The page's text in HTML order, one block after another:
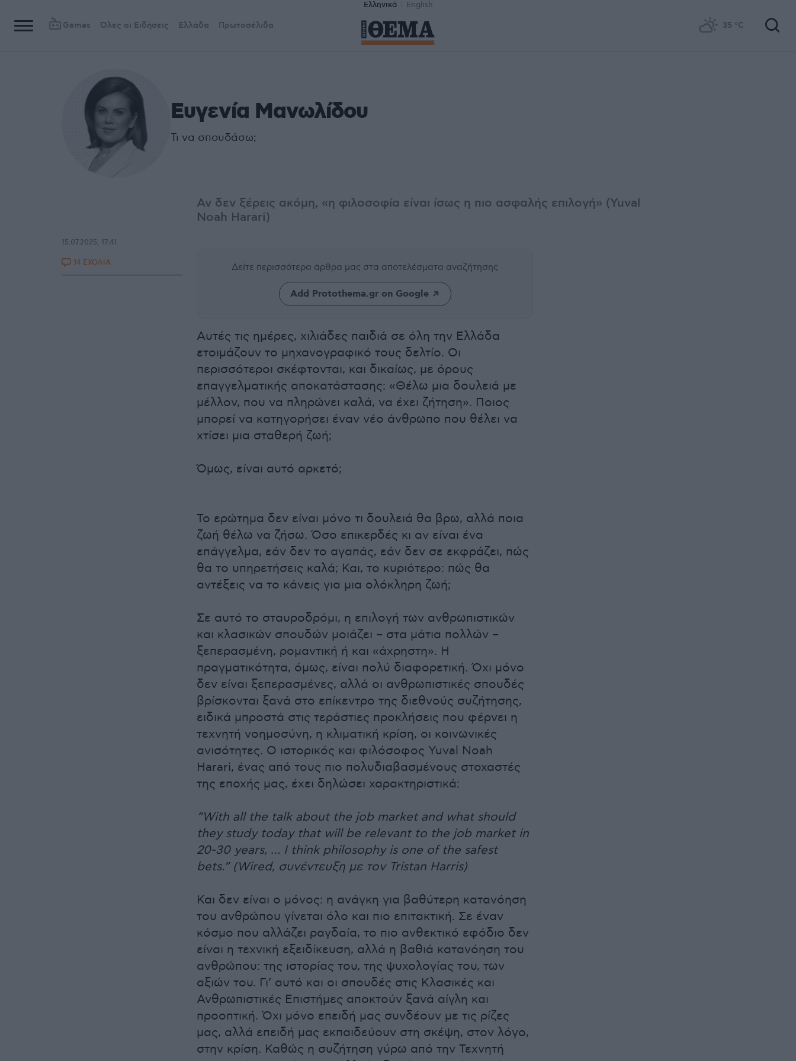
Ελληνικά English
Games Όλες οι Ειδήσεις Ελλάδα Πρωτοσέλιδα 35 °C
Ευγενία Μανωλίδου
Τι να σπουδάσω;
Αν δεν ξέρεις ακόμη, «η φιλοσοφία είναι ίσως η πιο ασφαλής επιλογή» (Yuval
Noah Harari)
Δείτε περισσότερα άρθρα μας στα αποτελέσματα αναζήτησης
Add Protothema.gr on Google
Αυτές τις ημέρες, χιλιάδες παιδιά σε όλη την Ελλάδα
ετοιμάζουν το μηχανογραφικό τους δελτίο. Οι
περισσότεροι σκέφτονται, και δικαίως, με όρους
επαγγελματικής αποκατάστασης: «Θέλω μια δουλειά με
μέλλον, που να πληρώνει καλά, να έχει ζήτηση». Ποιος
μπορεί να κατηγορήσει έναν νέο άνθρωπο που θέλει να
χτίσει μια σταθερή ζωή;
Όμως, είναι αυτό αρκετό;
Το ερώτημα δεν είναι μόνο τι δουλειά θα βρω, αλλά ποια
ζωή θέλω να ζήσω. Όσο επικερδές κι αν είναι ένα
επάγγελμα, εάν δεν το αγαπάς, εάν δεν σε εκφράζει, πώς
θα το υπηρετήσεις καλά; Και, το κυριότερο: πώς θα
αντέξεις να το κάνεις για μια ολόκληρη ζωή;
Σε αυτό το σταυροδρόμι, η επιλογή των ανθρωπιστικών
και κλασικών σπουδών μοιάζει – στα μάτια πολλών –
ξεπερασμένη, ρομαντική ή και «άχρηστη». Η
πραγματικότητα, όμως, είναι πολύ διαφορετική. Όχι μόνο
δεν είναι ξεπερασμένες, αλλά οι ανθρωπιστικές σπουδές
βρίσκονται ξανά στο επίκεντρο της διεθνούς συζήτησης,
ειδικά μπροστά στις τεράστιες προκλήσεις που φέρνει η
τεχνητή νοημοσύνη, η κλιματική κρίση, οι κοινωνικές
ανισότητες. Ο ιστορικός και φιλόσοφος Yuval Noah
Harari, ένας από τους πιο πολυδιαβασμένους στοχαστές
της εποχής μας, έχει δηλώσει χαρακτηριστικά:
“With all the talk about the job market and what should
they study today that will be relevant to the job market in
20‑30 years, … I think philosophy is one of the safest
bets.” (Wired, συνέντευξη με τον Tristan Harris)
Και δεν είναι ο μόνος: η ανάγκη για βαθύτερη κατανόηση
του ανθρώπου γίνεται όλο και πιο επιτακτική. Σε έναν
κόσμο που αλλάζει ραγδαία, το πιο ανθεκτικό εφόδιο δεν
είναι η τεχνική εξειδίκευση, αλλά η βαθιά κατανόηση του
ανθρώπου: της ιστορίας του, της ψυχολογίας του, των
αξιών του. Γι’ αυτό και οι σπουδές στις Κλασικές και
Ανθρωπιστικές Επιστήμες αποκτούν ξανά αίγλη και
προοπτική. Όχι μόνο επειδή μας συνδέουν με τις ρίζες
μας, αλλά επειδή μας εκπαιδεύουν στη σκέψη, στον λόγο,
στην κρίση. Καθώς η συζήτηση γύρω από την Τεχνητή
15.07.2025, 17:41
14 ΣΧΟΛΙΑ